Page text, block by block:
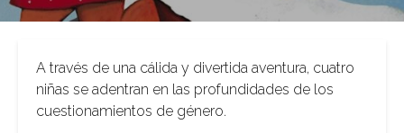
A través de una cálida y divertida aventura, cuatro
niñas se adentran en las profundidades de los
cuestionamientos de género.